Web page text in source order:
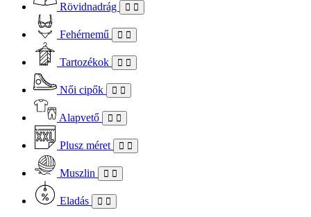
Rövidnadrág
Fehérnemű
Tartozékok
Női cipők
Alapvető
Plusz méret
Muszlin
Eladás